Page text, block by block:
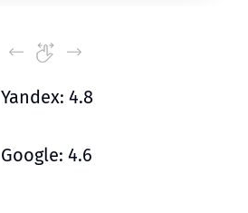
Yandex: 4.8
Google: 4.6